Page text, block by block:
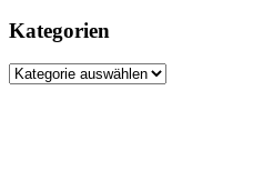
Kategorien
Kategorien